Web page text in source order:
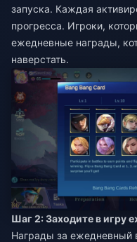
запуска. Каждая
прогресса. Игроки,
ежедневные награды,
наверстать.
Шаг 2: Заходите в игру
Награды за ежедневный